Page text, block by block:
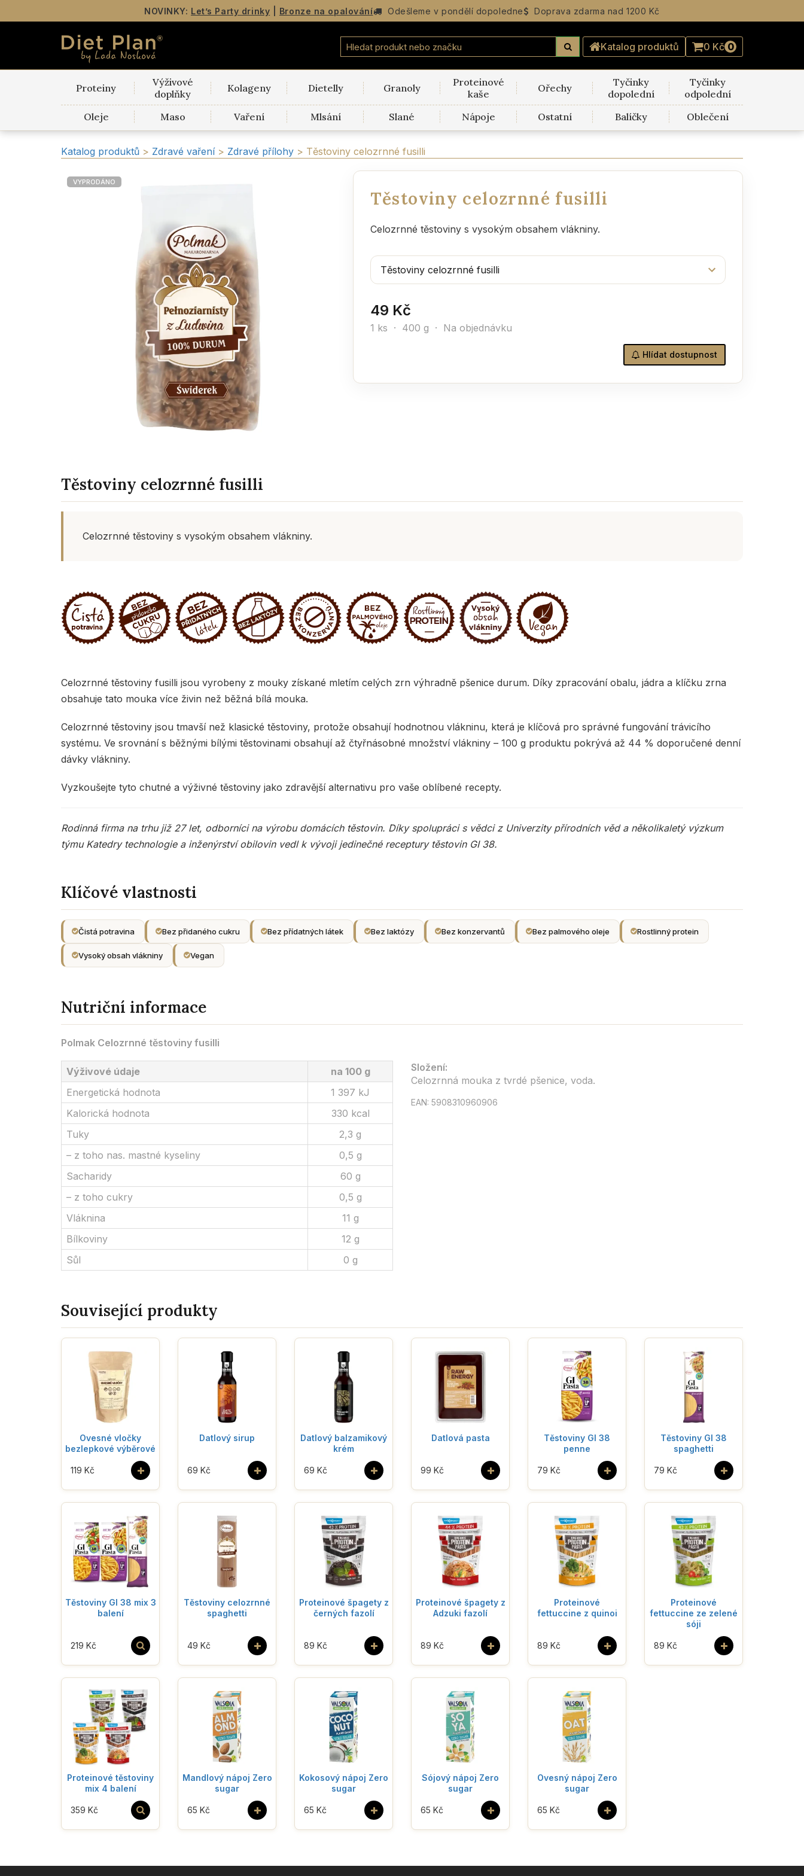
NOVINKY: Let’s Party drinky Bronze na opalování Odešleme vpondělí dopoledne Doprava zdarma nad 1200 Kč
Katalog produktů 0 Kč 0
Proteiny
Výživové
doplňky
Kolageny Dietelly Granoly
Proteinové
kaše
Ořechy
Tyčinky
dopolední
Tyčinky
odpolední
Oleje
Maso Vaření Mlsání Slané Nápoje Ostatní Balíčky Oblečení
Katalog produktů > Zdravé vaření > Zdravé přílohy > Těstoviny celozrnné fusilli
VYPRODÁNO
Těstoviny celozrnné fusilli
Celozrnné těstoviny s vysokým obsahem vlákniny.
49 Kč
1 ks · 400 g · Na objednávku
Hlídat dostupnost
Těstoviny celozrnné fusilli
Celozrnné těstoviny s vysokým obsahem vlákniny.
Celozrnné těstoviny fusilli jsou vyrobeny z mouky získané mletím celých zrn výhradně pšenice durum. Díky zpracování obalu, jádra a klíčku zrna
obsahuje tato mouka více živin než běžná bílá mouka.
Celozrnné těstoviny jsou tmavší než klasické těstoviny, protože obsahují hodnotnou vlákninu, která je klíčová pro správné fungování trávicího
systému. Ve srovnání s běžnými bílými těstovinami obsahují až čtyřnásobné množství vlákniny – 100 g produktu pokrývá až 44 % doporučené denní
dávky vlákniny.
Vyzkoušejte tyto chutné a výživné těstoviny jako zdravější alternativu pro vaše oblíbené recepty.
Rodinná firma na trhu již 27 let, odborníci na výrobu domácích těstovin. Díky spolupráci s vědci z Univerzity přírodních věd a několikaletý výzkum
týmu Katedry technologie a inženýrství obilovin vedl k vývoji jedinečné receptury těstovin GI 38.
Klíčové vlastnosti
Čistá potravina Bez přidaného cukru Bez přídatných látek Bez laktózy Bez konzervantů Bez palmového oleje Rostlinný protein
Vysoký obsah vlákniny Vegan
Nutriční informace
Polmak Celozrnné těstoviny fusilli
Výživové údaje
na 100 g
Energetická hodnota
1 397 kJ
Kalorická hodnota
330 kcal
Tuky
2,3 g
– z toho nas. mastné kyseliny
0,5 g
Sacharidy
60 g
– z toho cukry
0,5 g
Vláknina
11 g
Bílkoviny
12 g
Sůl
0 g
Složení:
Celozrnná mouka z tvrdé pšenice, voda.
EAN: 5908310960906
Související produkty
Ovesné vločky
bezlepkové výběrové
+
119 Kč
Datlový sirup
+
69 Kč
Datlový balzamikový
krém
+
69 Kč
Datlová pasta
+
99 Kč
Těstoviny GI 38
penne
+
79 Kč
Těstoviny GI 38
spaghetti
+
79 Kč
Těstoviny GI 38 mix 3
balení
219 Kč
Těstoviny celozrnné
spaghetti
+
49 Kč
Proteinové špagety z
černých fazolí
+
89 Kč
Proteinové špagety z
Adzuki fazolí
+
89 Kč
Proteinové
fettuccine z quinoi
+
89 Kč
Proteinové
fettuccine ze zelené
sóji
+
89 Kč
Proteinové těstoviny
mix 4 balení
359 Kč
Mandlový nápoj Zero
sugar
+
65 Kč
Kokosový nápoj Zero
sugar
+
65 Kč
Sójový nápoj Zero
sugar
+
65 Kč
Ovesný nápoj Zero
sugar
+
65 Kč